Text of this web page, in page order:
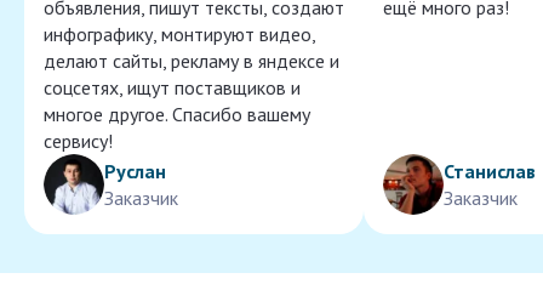
объявления, пишут тексты, создают
инфографику, монтируют видео,
делают сайты, рекламу в яндексе и
соцсетях, ищут поставщиков и
многое другое. Спасибо вашему
сервису!
Руслан
Заказчик
ещё много раз!
Станислав
Заказчик